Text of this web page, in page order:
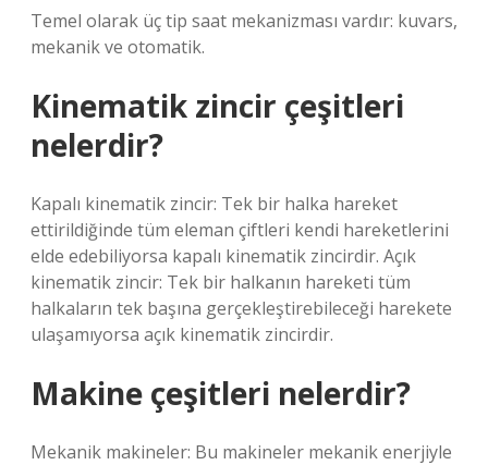
Temel olarak üç tip saat mekanizması vardır: kuvars,
mekanik ve otomatik.
Kinematik zincir çeşitleri
nelerdir?
Kapalı kinematik zincir: Tek bir halka hareket
ettirildiğinde tüm eleman çiftleri kendi hareketlerini
elde edebiliyorsa kapalı kinematik zincirdir. Açık
kinematik zincir: Tek bir halkanın hareketi tüm
halkaların tek başına gerçekleştirebileceği harekete
ulaşamıyorsa açık kinematik zincirdir.
Makine çeşitleri nelerdir?
Mekanik makineler: Bu makineler mekanik enerjiyle